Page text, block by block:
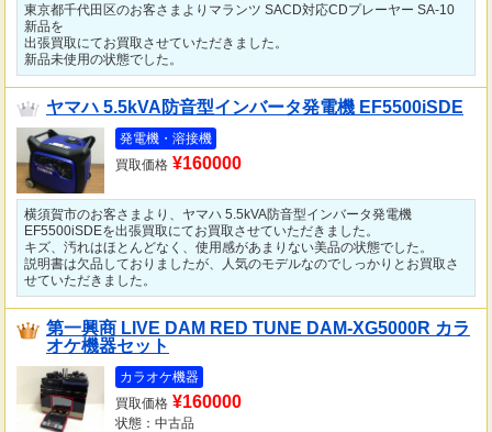
東京都千代田区のお客さまよりマランツ SACD対応CDプレーヤー SA-10
新品を
出張買取にてお買取させていただきました。
新品未使用の状態でした。
ヤマハ 5.5kVA防音型インバータ発電機 EF5500iSDE
発電機・溶接機
買取価格 ¥160000
横須賀市のお客さまより、ヤマハ 5.5kVA防音型インバータ発電機
EF5500iSDEを出張買取にてお買取させていただきました。
キズ、汚れはほとんどなく、使用感があまりない美品の状態でした。
説明書は欠品しておりましたが、人気のモデルなのでしっかりとお買取さ
せていただきました。
第一興商 LIVE DAM RED TUNE DAM-XG5000R カラ
オケ機器セット
カラオケ機器
買取価格 ¥160000
状態：中古品